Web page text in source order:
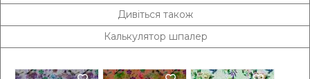
Дивіться також
Калькулятор шпалер